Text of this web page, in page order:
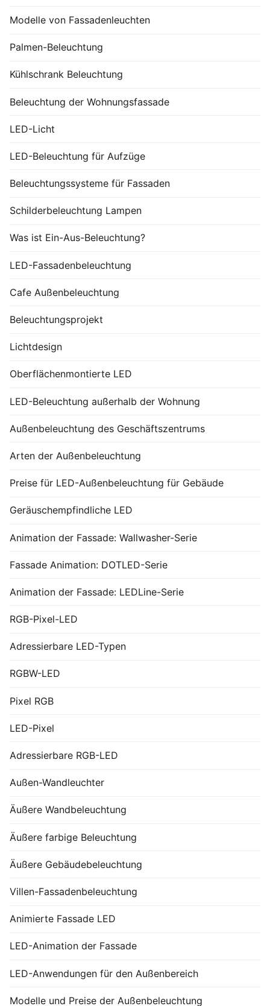
Modelle von Fassadenleuchten
Palmen-Beleuchtung
Kühlschrank Beleuchtung
Beleuchtung der Wohnungsfassade
LED-Licht
LED-Beleuchtung für Aufzüge
Beleuchtungssysteme für Fassaden
Schilderbeleuchtung Lampen
Was ist Ein-Aus-Beleuchtung?
LED-Fassadenbeleuchtung
Cafe Außenbeleuchtung
Beleuchtungsprojekt
Lichtdesign
Oberflächenmontierte LED
LED-Beleuchtung außerhalb der Wohnung
Außenbeleuchtung des Geschäftszentrums
Arten der Außenbeleuchtung
Preise für LED-Außenbeleuchtung für Gebäude
Geräuschempfindliche LED
Animation der Fassade: Wallwasher-Serie
Fassade Animation: DOTLED-Serie
Animation der Fassade: LEDLine-Serie
RGB-Pixel-LED
Adressierbare LED-Typen
RGBW-LED
Pixel RGB
LED-Pixel
Adressierbare RGB-LED
Außen-Wandleuchter
Äußere Wandbeleuchtung
Äußere farbige Beleuchtung
Äußere Gebäudebeleuchtung
Villen-Fassadenbeleuchtung
Animierte Fassade LED
LED-Animation der Fassade
LED-Anwendungen für den Außenbereich
Modelle und Preise der Außenbeleuchtung